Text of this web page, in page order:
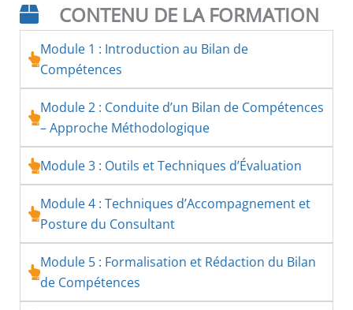
CONTENU DE LA FORMATION
Module 1 : Introduction au Bilan de
Compétences
Module 2 : Conduite d’un Bilan de Compétences
– Approche Méthodologique
Module 3 : Outils et Techniques d’Évaluation
Module 4 : Techniques d’Accompagnement et
Posture du Consultant
Module 5 : Formalisation et Rédaction du Bilan
de Compétences